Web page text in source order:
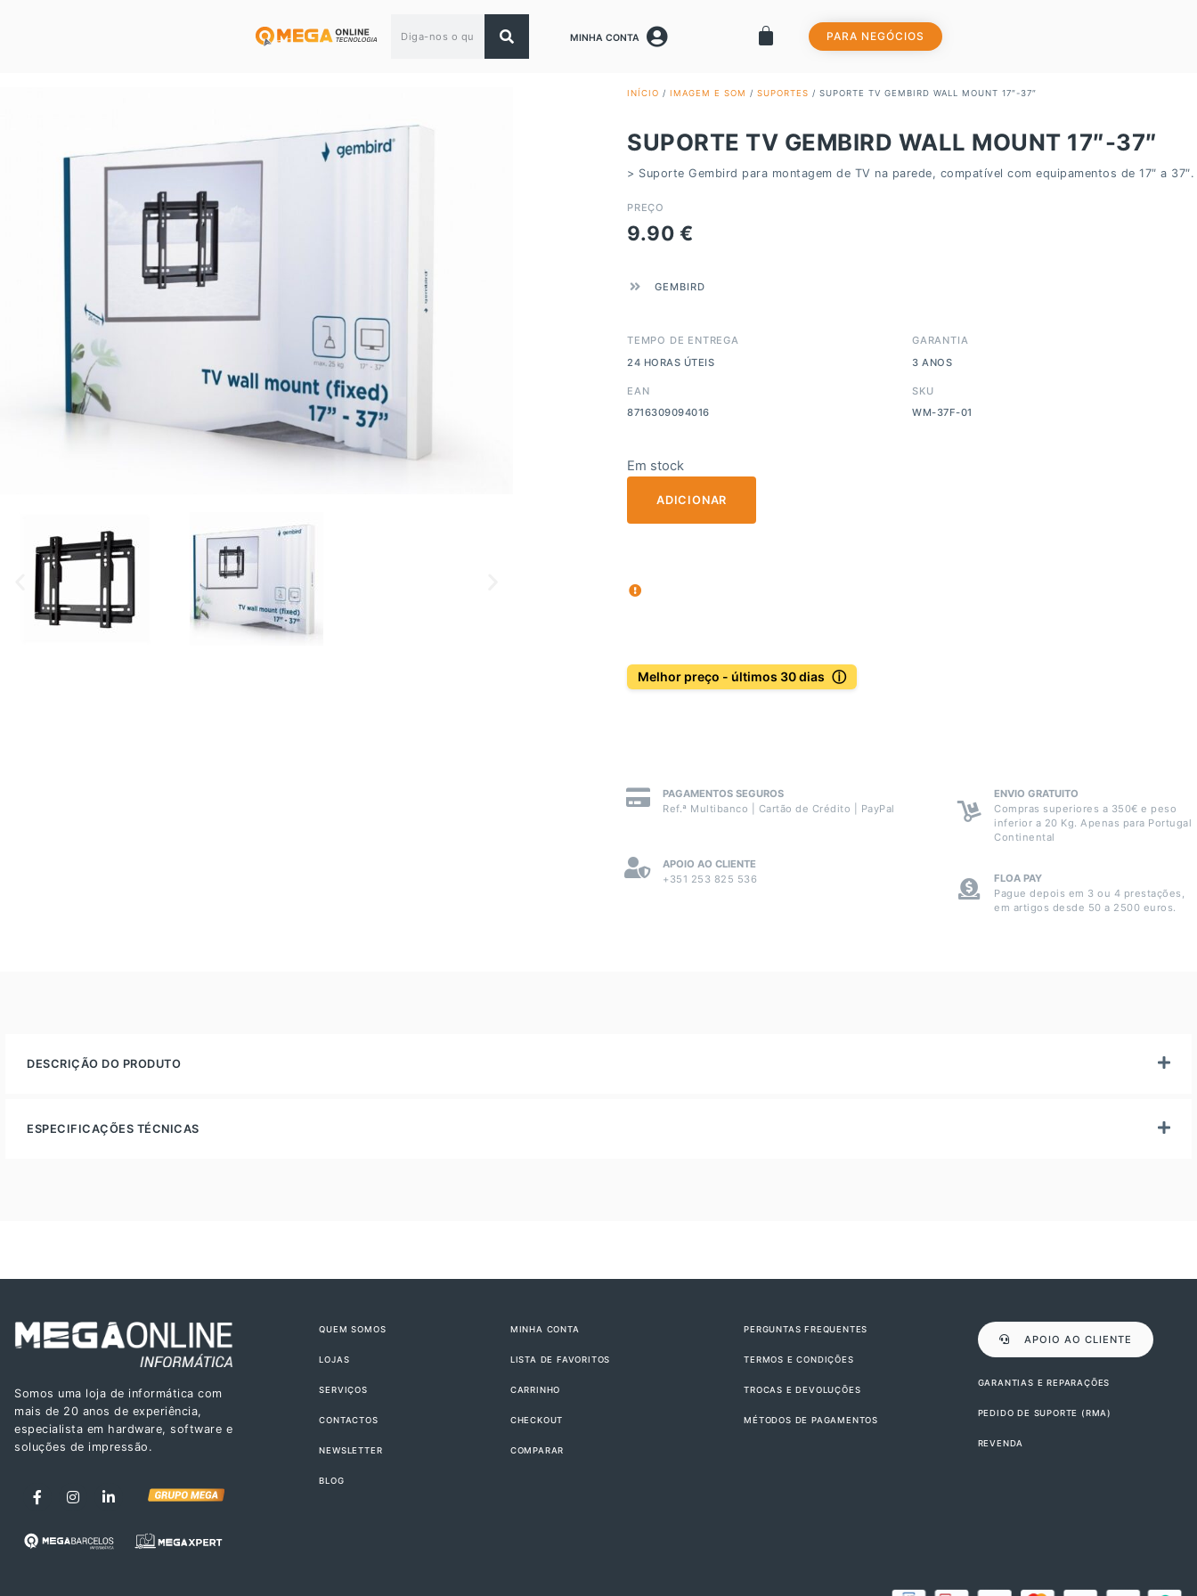
MINHA CONTA PARA NEGÓCIOS
INÍCIO / IMAGEM E SOM / SUPORTES / SUPORTE TV GEMBIRD WALL MOUNT 17″-37″
SUPORTE TV GEMBIRD WALL MOUNT 17″-37″
> Suporte Gembird para montagem de TV na parede, compatível com equipamentos de 17″ a 37″.
PREÇO
9.90 €
GEMBIRD
TEMPO DE ENTREGA
24 HORAS ÚTEIS
GARANTIA
3 ANOS
EAN
8716309094016
SKU
WM-37F-01
Em stock
ADICIONAR
Melhor preço - últimos 30 dias ⓘ
PAGAMENTOS SEGUROS
Ref.ª Multibanco | Cartão de Crédito | PayPal
APOIO AO CLIENTE
+351 253 825 536
ENVIO GRATUITO
Compras superiores a 350€ e peso
inferior a 20 Kg. Apenas para Portugal
Continental
FLOA PAY
Pague depois em 3 ou 4 prestações,
em artigos desde 50 a 2500 euros.
DESCRIÇÃO DO PRODUTO
ESPECIFICAÇÕES TÉCNICAS
Somos uma loja de informática com
mais de 20 anos de experiência,
especialista em hardware, software e
soluções de impressão.
QUEM SOMOS
LOJAS
SERVIÇOS
CONTACTOS
NEWSLETTER
BLOG
MINHA CONTA
LISTA DE FAVORITOS
CARRINHO
CHECKOUT
COMPARAR
PERGUNTAS FREQUENTES
TERMOS E CONDIÇÕES
TROCAS E DEVOLUÇÕES
MÉTODOS DE PAGAMENTOS
APOIO AO CLIENTE
GARANTIAS E REPARAÇÕES
PEDIDO DE SUPORTE (RMA)
REVENDA